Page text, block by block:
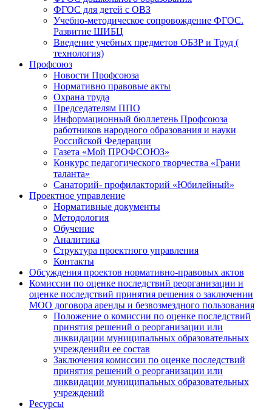
ФГОС для детей с ОВЗ
Учебно-методическое сопровождение ФГОС.
Развитие ШИБЦ
Введение учебных предметов ОБЗР и Труд (
технология)
Профсоюз
Новости Профсоюза
Нормативно правовые акты
Охрана труда
Председателям ППО
Информационный бюллетень Профсоюза
работников народного образования и науки
Российской Федерации
Газета «Мой ПРОФСОЮЗ»
Конкурс педагогического творчества «Грани
таланта»
Санаторий- профилакторий «Юбилейный»
Проектное управление
Нормативные документы
Методология
Обучение
Аналитика
Структура проектного управления
Контакты
Обсуждения проектов нормативно-правовых актов
Комиссии по оценке последствий реорганизации и
оценке последствий принятия решения о заключении
МОО договора аренды и безвозмездного пользования
Положение о комиссии по оценке последствий
принятия решений о реорганизации или
ликвидации муниципальных образовательных
учрежденийи ее состав
Заключения комиссии по оценке последствий
принятия решений о реорганизации или
ликвидации муниципальных образовательных
учреждений
Ресурсы